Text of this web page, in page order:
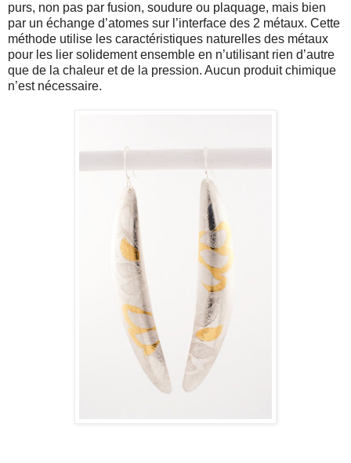
purs, non pas par fusion, soudure ou plaquage, mais bien
par un échange d’atomes sur l’interface des 2 métaux. Cette
méthode utilise les caractéristiques naturelles des métaux
pour les lier solidement ensemble en n’utilisant rien d’autre
que de la chaleur et de la pression. Aucun produit chimique
n’est nécessaire.